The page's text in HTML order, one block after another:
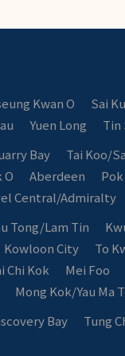
Kwan O Sai
Yuen Long Tin
Bay Tai Koo/
O
Aberdeen
Central/Admiralty
Tong/Lam Tin
Kowloon City To
Chi Kok
Mei Foo
Mong Kok/Yau Ma
Bay Tung